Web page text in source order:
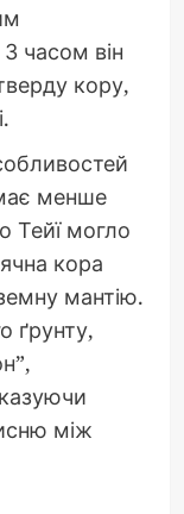
часом він
кору,
менше
Тейї могло
кора
мантію.
ґрунту,
між